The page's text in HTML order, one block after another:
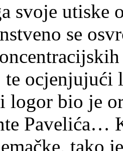
utiske o
se
te ocjenjujući
logor bio je
Pavelića…
tako